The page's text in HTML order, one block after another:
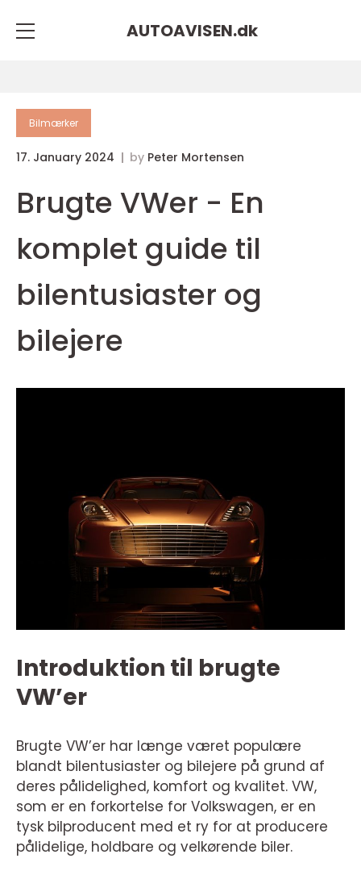
AUTOAVISEN.dk
Bilmærker
17. January 2024 by Peter Mortensen
Brugte VWer - En
komplet guide til
bilentusiaster og
bilejere
Introduktion til brugte
VW’er
Brugte VW’er har længe været populære
blandt bilentusiaster og bilejere på grund af
deres pålidelighed, komfort og kvalitet. VW,
som er en forkortelse for Volkswagen, er en
tysk bilproducent med et ry for at producere
pålidelige, holdbare og velkørende biler.